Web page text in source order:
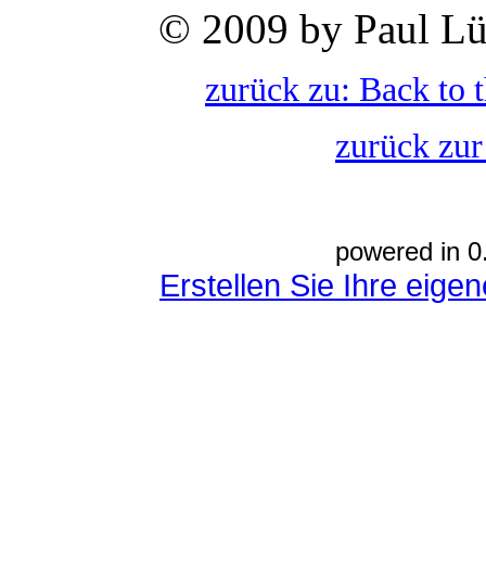
© 2009 by Paul
zurück zu: Back to
zurück
powered in
Erstellen Sie Ihre